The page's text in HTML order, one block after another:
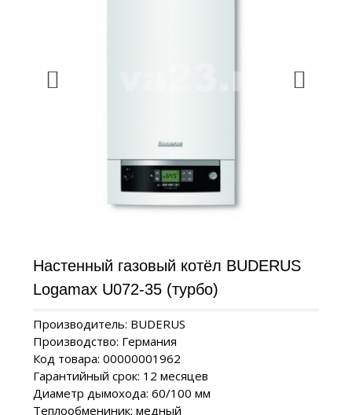
Настенный газовый котёл BUDERUS
Logamax U072-35 (турбо)
Производитель: BUDERUS
Производство: Германия
Код товара: 00000001962
Гарантийный срок: 12 месяцев
Диаметр дымохода: 60/100 мм
Теплообмениник: медный